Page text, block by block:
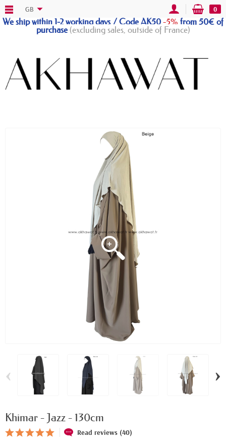
We ship within 1-2 working days / Code AK50-5% from 50€ of
purchase(excluding sales, outside of France)
GB 0
‹ ›
Khimar - Jazz - 130cm
Read reviews (40)